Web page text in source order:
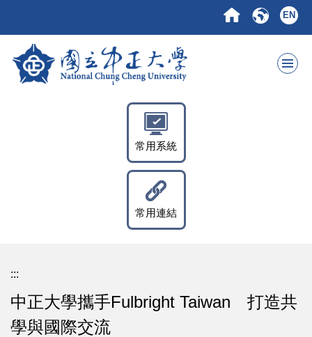
要
EN
常用系統
常用連結
:::
中正大學攜手Fulbright Taiwan 打造共
學與國際交流